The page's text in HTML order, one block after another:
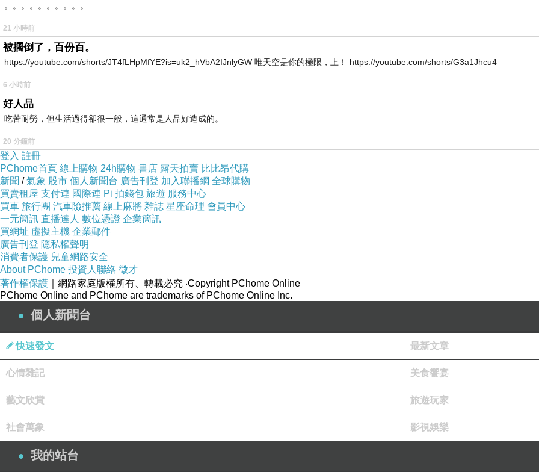
。。。。。。。。。。
21 小時前
被擱倒了，百份百。
https://youtube.com/shorts/JT4fLHpMfYE?is=uk2_hVbA2IJnlyGW 唯天空是你的極限，上！ https://youtube.com/shorts/G3a1Jhcu4
6 小時前
好人品
吃苦耐勞，但生活過得卻很一般，這通常是人品好造成的。
20 分鐘前
登入 註冊
PChome首頁 線上購物 24h購物 書店 露天拍賣 比比昂代購
新聞 /氣象 股市 個人新聞台 廣告刊登 加入聯播網 全球購物
買賣租屋 支付連 國際連 Pi 拍錢包 旅遊 服務中心
買車 旅行團 汽車險推薦 線上麻將 雜誌 星座命理 會員中心
一元簡訊 直播達人 數位憑證 企業簡訊
買網址 虛擬主機 企業郵件
廣告刊登 隱私權聲明
消費者保護 兒童網路安全
About PChome 投資人聯絡 徵才
著作權保護 ｜網路家庭版權所有、轉載必究 ‧Copyright PChome Online
PChome Online and PChome are trademarks of PChome Online Inc.
個人新聞台
快速發文 最新文章
心情雜記 美食饗宴
藝文欣賞 旅遊玩家
社會萬象 影視娛樂
我的站台